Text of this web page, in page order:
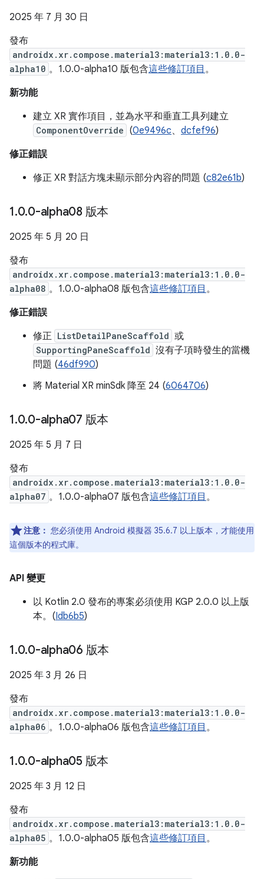
2025 年 7 月 30 日
發布
androidx.xr.compose.material3:material3:1.0.0-
alpha10 。1.0.0-alpha10 版包含這些修訂項目 。
新功能
建立 XR 實作項目，並為水平和垂直工具列建立
ComponentOverride (0e9496c、 dcfef96)
修正錯誤
修正 XR 對話方塊未顯示部分內容的問題 (c82e61b)
1.0.0-alpha08 版本
2025 年 5 月 20 日
發布
androidx.xr.compose.material3:material3:1.0.0-
alpha08 。1.0.0-alpha08 版包含這些修訂項目 。
修正錯誤
修正 ListDetailPaneScaffold 或
SupportingPaneScaffold 沒有子項時發生的當機
問題 (46df990)
將 Material XR minSdk 降至 24 (6064706)
1.0.0-alpha07 版本
2025 年 5 月 7 日
發布
androidx.xr.compose.material3:material3:1.0.0-
alpha07 。1.0.0-alpha07 版包含這些修訂項目 。
注意： 您必須使用 Android 模擬器 35.6.7 以上版本，才能使用
這個版本的程式庫。
API 變更
以 Kotlin 2.0 發布的專案必須使用 KGP 2.0.0 以上版
本。(Idb6b5)
1.0.0-alpha06 版本
2025 年 3 月 26 日
發布
androidx.xr.compose.material3:material3:1.0.0-
alpha06 。1.0.0-alpha06 版包含這些修訂項目 。
1.0.0-alpha05 版本
2025 年 3 月 12 日
發布
androidx.xr.compose.material3:material3:1.0.0-
alpha05 。1.0.0-alpha05 版包含這些修訂項目 。
新功能